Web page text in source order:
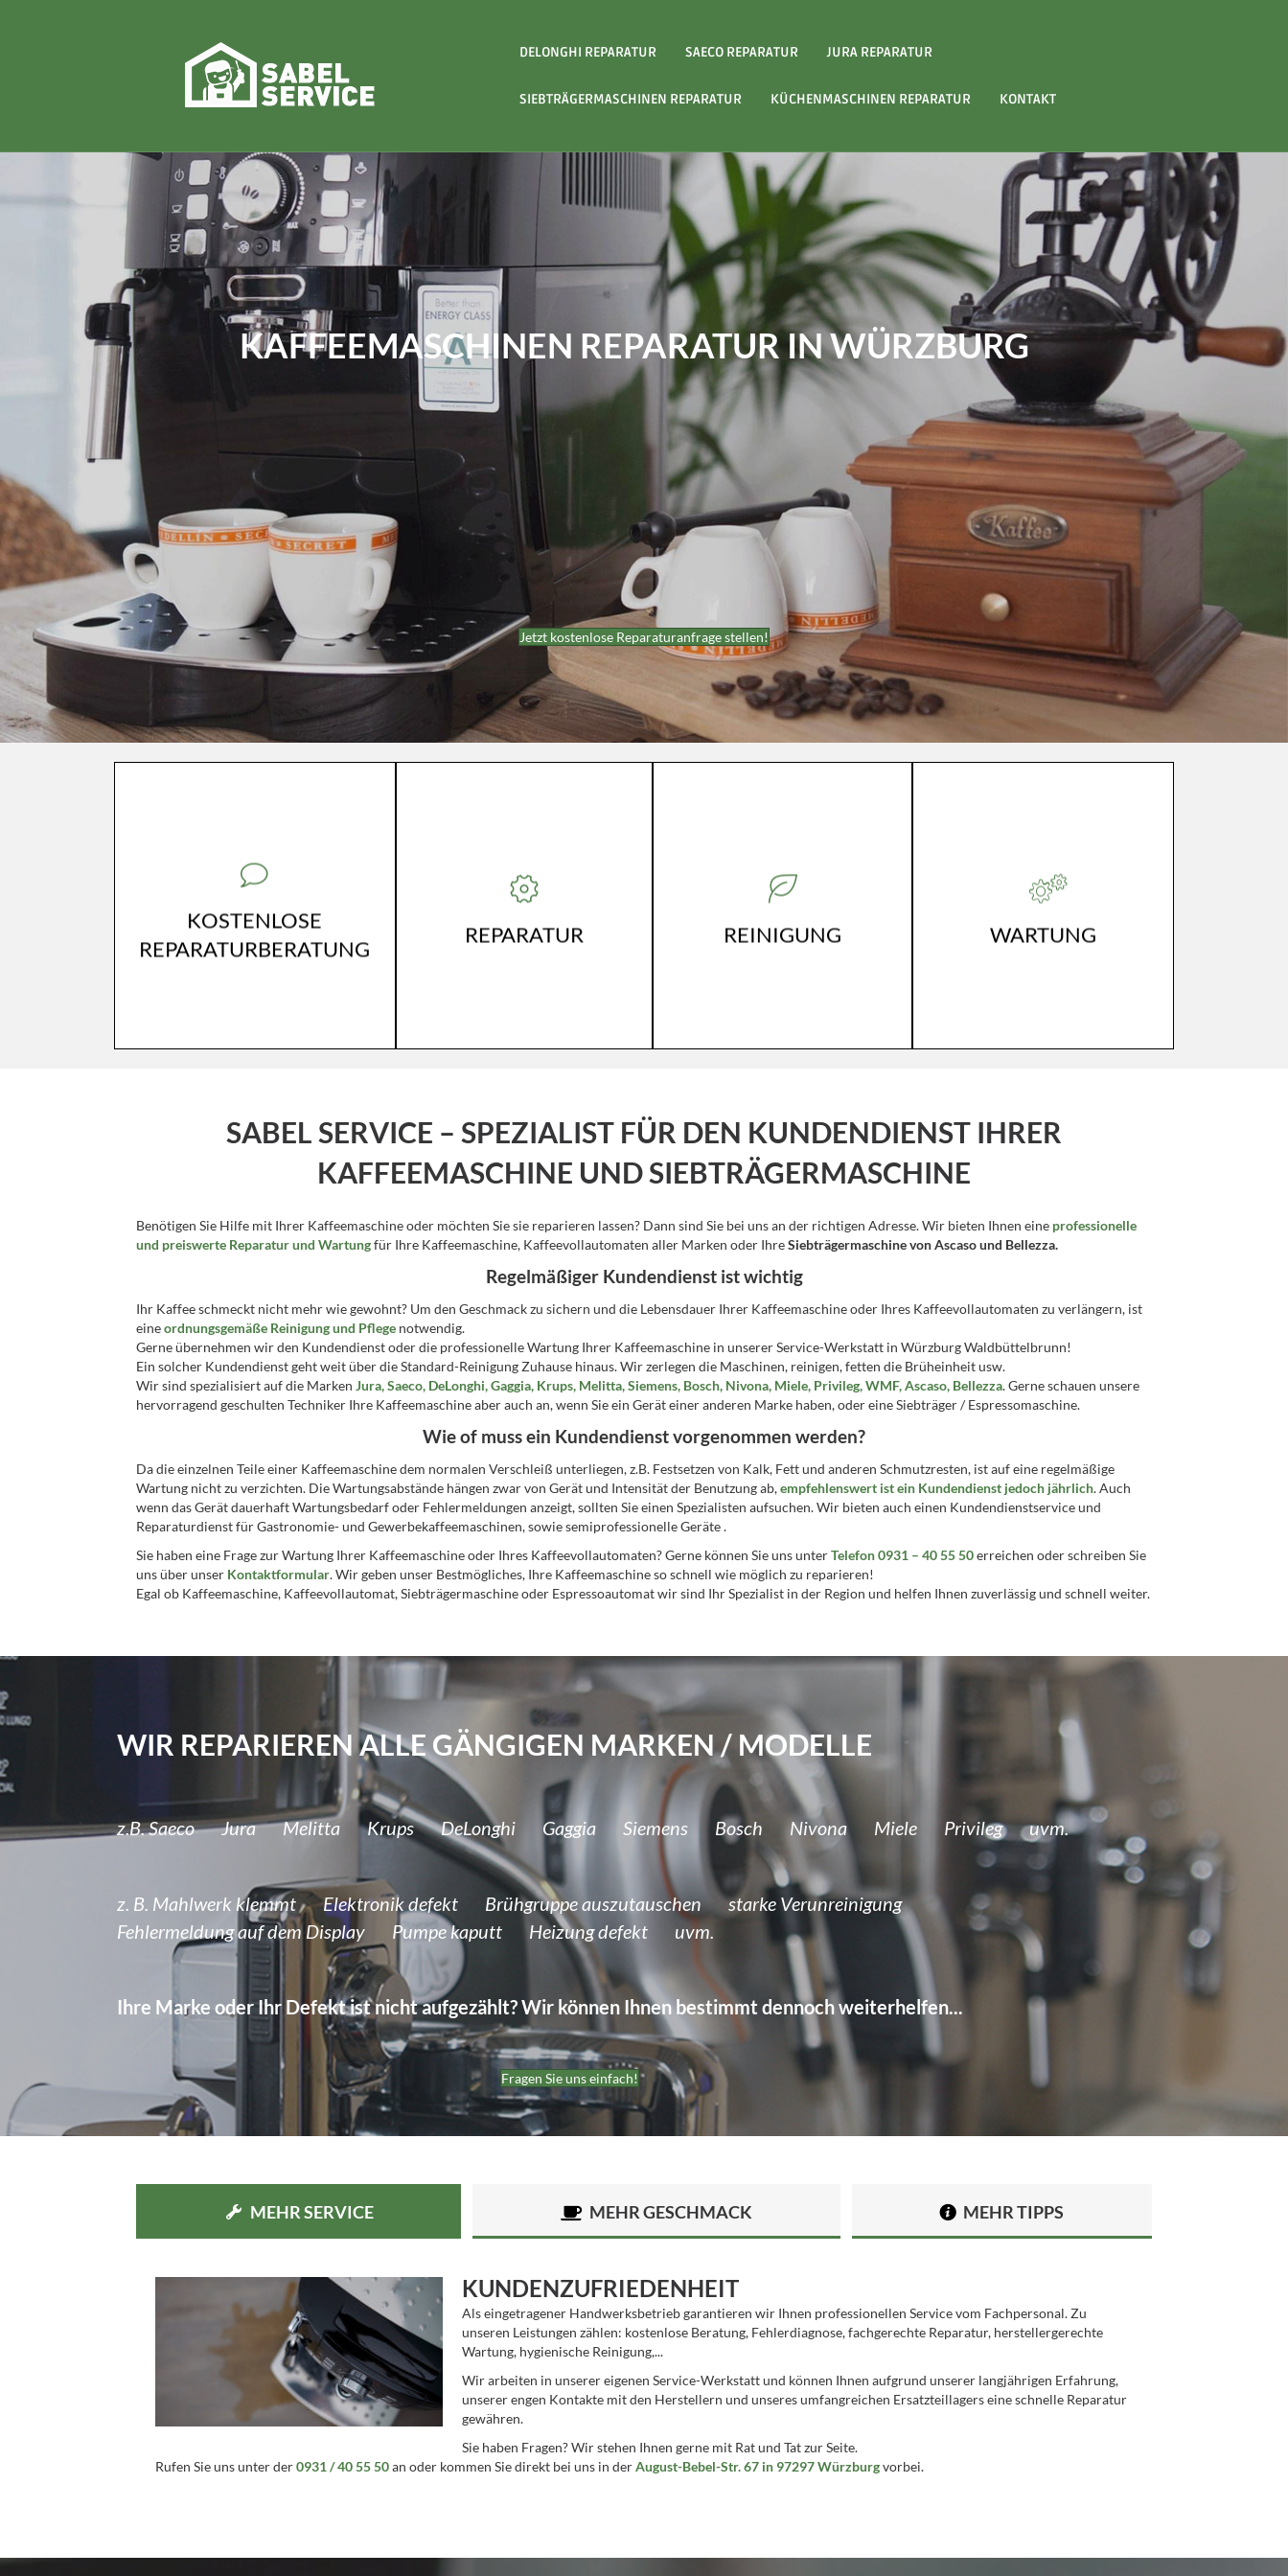
DELONGHI REPARATUR SAECO REPARATUR JURA REPARATUR
SIEBTRÄGERMASCHINEN REPARATUR KÜCHENMASCHINEN REPARATUR KONTAKT
KAFFEEMASCHINEN REPARATUR IN WÜRZBURG
Jetzt kostenlose Reparaturanfrage stellen!
KOSTENLOSE
REPARATURBERATUNG
UND KOSTENLOS.
KOSTENVORANSCHLAG
WÜNSCHEN ERSTELLEN WIR DIESEN
FÜR SIE.
REPARATUR
UND MODELLE
EGAL WO GEKAUFT
VERHÄLTNIS
REINIGUNG
KAFFEEVOLLAUTOMATEN
FACHMÄNNISCH UND FÜHREN
EINE PROFESSIONELLE
REINIGUNG DURCH.
WARTUNG
WIR WARTEN IHRE
KAFFEEMASCHINE – BITTE
FRAGEN SIE DIE KOSTEN AN.
SABEL SERVICE – SPEZIALIST FÜR DEN KUNDENDIENST IHRER
KAFFEEMASCHINE UND SIEBTRÄGERMASCHINE
Benötigen Sie Hilfe mit Ihrer Kaffeemaschine oder möchten Sie sie reparieren lassen? Dann sind Sie bei uns an der richtigen Adresse. Wir bieten Ihnen eine professionelle
und preiswerte Reparatur und Wartungfür Ihre Kaffeemaschine, Kaffeevollautomaten aller Marken oder IhreSiebträgermaschine von Ascaso und Bellezza.
Regelmäßiger Kundendienst ist wichtig
Ihr Kaffee schmeckt nicht mehr wie gewohnt? Um den Geschmack zu sichern und die Lebensdauer Ihrer Kaffeemaschine oder Ihres Kaffeevollautomaten zu verlängern, ist
eineordnungsgemäße Reinigung und Pflege notwendig.
Gerne übernehmen wir den Kundendienst oder die professionelle Wartung Ihrer Kaffeemaschine in unserer Service-Werkstatt in Würzburg Waldbüttelbrunn!
Ein solcher Kundendienst geht weit über die Standard-Reinigung Zuhause hinaus. Wir zerlegen die Maschinen, reinigen, fetten die Brüheinheit usw.
Wir sind spezialisiert auf die Marken Jura, Saeco, DeLonghi, Gaggia, Krups, Melitta, Siemens, Bosch, Nivona, Miele, Privileg, WMF, Ascaso, Bellezza. Gerne schauen unsere
hervorragend geschulten Techniker Ihre Kaffeemaschine aber auch an, wenn Sie ein Gerät einer anderen Marke haben, oder eine Siebträger / Espressomaschine.
Wie of muss ein Kundendienst vorgenommen werden?
Da die einzelnen Teile einer Kaffeemaschine dem normalen Verschleiß unterliegen, z.B. Festsetzen von Kalk, Fett und anderen Schmutzresten, ist auf eine regelmäßige
Wartung nicht zu verzichten. Die Wartungsabstände hängen zwar von Gerät und Intensität der Benutzung ab,empfehlenswert ist ein Kundendienst jedoch jährlich. Auch
wenn das Gerät dauerhaft Wartungsbedarf oder Fehlermeldungen anzeigt, sollten Sie einen Spezialisten aufsuchen. Wir bieten auch einen Kundendienstservice und
Reparaturdienst für Gastronomie- und Gewerbekaffeemaschinen, sowie semiprofessionelle Geräte .
Sie haben eine Frage zur Wartung Ihrer Kaffeemaschine oder Ihres Kaffeevollautomaten? Gerne können Sie uns unterTelefon 0931 – 40 55 50erreichen oder schreiben Sie
uns über unser Kontaktformular. Wir geben unser Bestmögliches, Ihre Kaffeemaschine so schnell wie möglich zu reparieren!
Egal ob Kaffeemaschine, Kaffeevollautomat, Siebträgermaschine oder Espressoautomat wir sind Ihr Spezialist in der Region und helfen Ihnen zuverlässig und schnell weiter.
WIR REPARIEREN ALLE GÄNGIGEN MARKEN / MODELLE
z.B. Saeco Jura Melitta Krups DeLonghi Gaggia Siemens Bosch Nivona Miele Privileg uvm.
z. B. Mahlwerk klemmt Elektronik defekt Brühgruppe auszutauschen starke Verunreinigung
Fehlermeldung auf dem Display Pumpe kaputt Heizung defekt uvm.
Ihre Marke oder Ihr Defekt ist nicht aufgezählt? Wir können Ihnen bestimmt dennoch weiterhelfen...
Fragen Sie uns einfach!
MEHR SERVICE MEHR GESCHMACK MEHR TIPPS
KUNDENZUFRIEDENHEIT
Als eingetragener Handwerksbetrieb garantieren wir Ihnen professionellen Service vom Fachpersonal. Zu
unseren Leistungen zählen: kostenlose Beratung, Fehlerdiagnose, fachgerechte Reparatur, herstellergerechte
Wartung, hygienische Reinigung,...
Wir arbeiten in unserer eigenen Service-Werkstatt und können Ihnen aufgrund unserer langjährigen Erfahrung,
unserer engen Kontakte mit den Herstellern und unseres umfangreichen Ersatzteillagers eine schnelle Reparatur
gewähren.
Sie haben Fragen? Wir stehen Ihnen gerne mit Rat und Tat zur Seite.
Rufen Sie uns unter der0931 / 40 55 50an oder kommen Sie direkt bei uns in derAugust-Bebel-Str. 67 in 97297 Würzburgvorbei.